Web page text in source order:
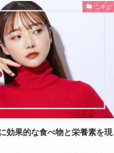
ニキビ
効果的な食べ物と栄養素を現